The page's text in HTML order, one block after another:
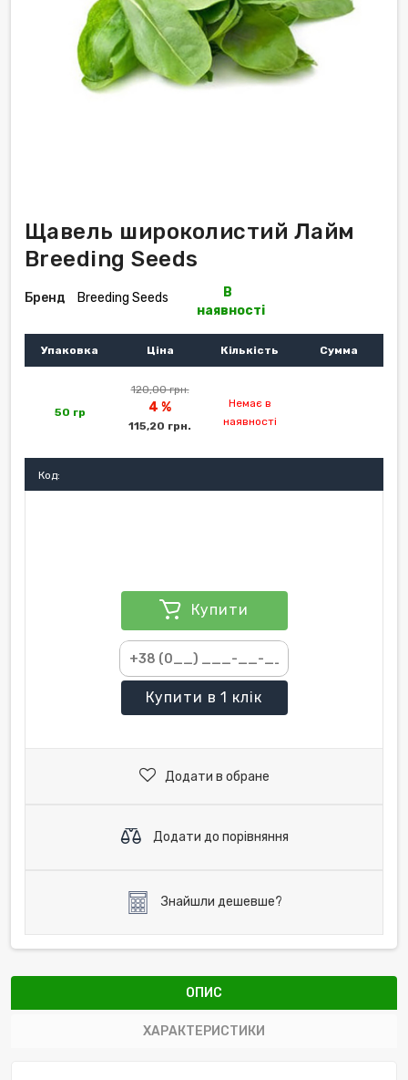
Щавель широколистий Лайм
Breeding Seeds
Бренд Breeding Seeds
В
наявності
Упаковка Ціна Кількість Сумма
50 гр
120,00 грн.
4 %
115,20 грн.
Немає в
наявності
Код:
Купити
Купити в 1 клік
Додати в обране
Додати до порівняння
Знайшли дешевше?
ОПИС
ХАРАКТЕРИСТИКИ